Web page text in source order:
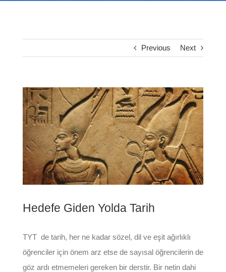
Previous Next
View
Larger
Image
Hedefe Giden Yolda Tarih
TYT de tarih, her ne kadar sözel, dil ve eşit ağırlıklı
öğrenciler için önem arz etse de sayısal öğrencilerin de
göz ardı etmemeleri gereken bir derstir. Bir netin dahi